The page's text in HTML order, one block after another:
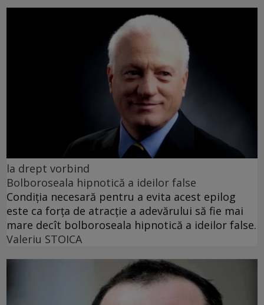
la drept vorbind
Bolboroseala hipnotică a ideilor false
Condiția necesară pentru a evita acest epilog
este ca forța de atracție a adevărului să fie mai
mare decît bolboroseala hipnotică a ideilor false.
Valeriu STOICA